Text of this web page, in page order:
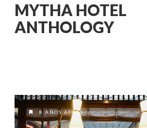
MYTHA HOTEL
ANTHOLOGY
8 AÑOS ATRÁS